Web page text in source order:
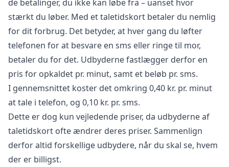
de betalinger, du ikke kan løbe fra – uanset hvor
stærkt du løber. Med et taletidskort betaler du nemlig
for dit forbrug. Det betyder, at hver gang du løfter
telefonen for at besvare en sms eller ringe til mor,
betaler du for det. Udbyderne fastlægger derfor en
pris for opkaldet pr. minut, samt et beløb pr. sms.
I gennemsnittet koster det omkring 0,40 kr. pr. minut
at tale i telefon, og 0,10 kr. pr. sms.
Dette er dog kun vejledende priser, da udbyderne af
taletidskort ofte ændrer deres priser. Sammenlign
derfor altid forskellige udbydere, når du skal se, hvem
der er billigst.